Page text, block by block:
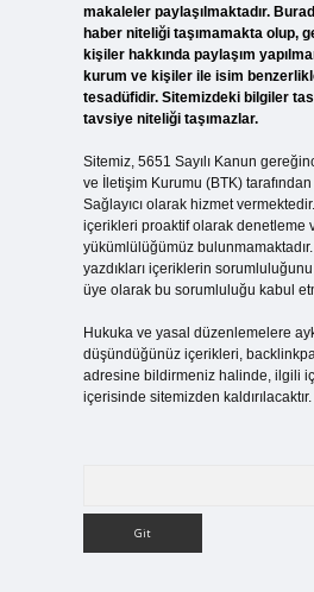
makaleler paylaşılmaktadır.
haber niteliği taşımamakta olup,
kişiler hakkında paylaşım
kurum ve kişiler ile isim
tesadüfidir. Sitemizdeki bilgiler
tavsiye niteliği taşımazlar.
Sitemiz, 5651 Sayılı Kanun
ve İletişim Kurumu (BTK)
Sağlayıcı olarak hizmet
içerikleri proaktif olarak denetleme
yükümlülüğümüz
yazdıkları içeriklerin
üye olarak bu sorumluluğu kabul
Hukuka ve yasal düzenlemelere
düşündüğünüz içerikleri,
adresine bildirmeniz halinde, ilgili
içerisinde sitemizden kaldırılacaktır.